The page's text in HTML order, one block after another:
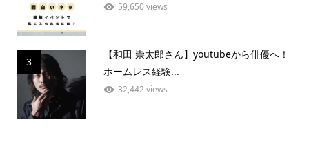
59,650 views
3
【和田 崇太郎さん】youtubeから俳優へ！
ホームレス経験...
32,442 views